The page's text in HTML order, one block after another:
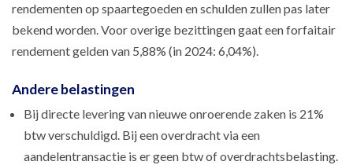
rendementen op spaartegoeden en schulden zullen pas later
bekend worden. Voor overige bezittingen gaat een forfaitair
rendement gelden van 5,88% (in 2024: 6,04%).
Andere belastingen
Bij directe levering van nieuwe onroerende zaken is 21%
btw verschuldigd. Bij een overdracht via een
aandelentransactie is er geen btw of overdrachtsbelasting.